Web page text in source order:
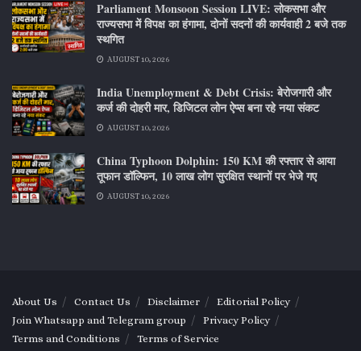
Parliament Monsoon Session LIVE: लोकसभा और
राज्यसभा में विपक्ष का हंगामा, दोनों सदनों की कार्यवाही 2 बजे तक
स्थगित
AUGUST 10, 2026
India Unemployment & Debt Crisis: बेरोजगारी और
कर्ज की दोहरी मार, डिजिटल लोन ऐप्स बना रहे नया संकट
AUGUST 10, 2026
China Typhoon Dolphin: 150 KM की रफ्तार से आया
तूफान डॉल्फिन, 10 लाख लोग सुरक्षित स्थानों पर भेजे गए
AUGUST 10, 2026
About Us Contact Us Disclaimer
Editorial Policy
Join Whatsapp and Telegram group
Privacy Policy
Terms and Conditions
Terms of Service